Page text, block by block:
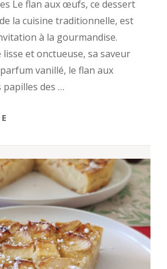
Le flan aux œufs, ce dessert
la cuisine traditionnelle, est
à la gourmandise.
lisse et onctueuse, sa saveur
vanillé, le flan aux
des …